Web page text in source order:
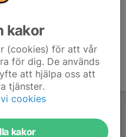
kakor
(cookies) för att vår
för dig. De används
att hjälpa oss att
tjänster.
cookies
kakor